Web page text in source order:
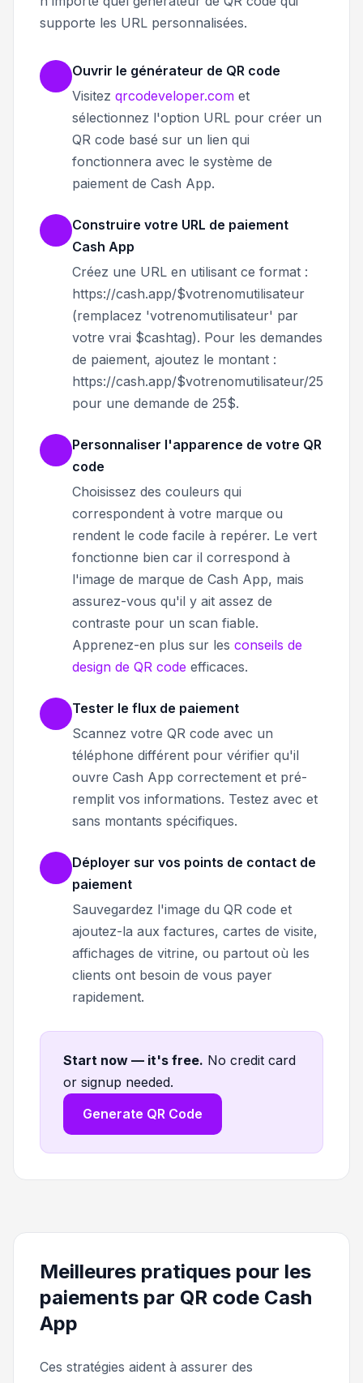
supporte les URL personnalisées.
Ouvrir le générateur de QR code
Visitez qrcodeveloper.com et
sélectionnez l'option URL pour créer un
QR code basé sur un lien qui
fonctionnera avec le système de
paiement de Cash App.
Construire votre URL de paiement
Cash App
Créez une URL en utilisant ce format :
https://cash.app/$votrenomutilisateur
(remplacez 'votrenomutilisateur' par
votre vrai $cashtag). Pour les demandes
de paiement, ajoutez le montant :
https://cash.app/$votrenomutilisateur/25
pour une demande de 25$.
Personnaliser l'apparence de votre QR
code
Choisissez des couleurs qui
correspondent à votre marque ou
rendent le code facile à repérer. Le vert
fonctionne bien car il correspond à
l'image de marque de Cash App, mais
assurez-vous qu'il y ait assez de
contraste pour un scan fiable.
Apprenez-en plus sur les conseils de
design de QR code efficaces.
Tester le flux de paiement
Scannez votre QR code avec un
téléphone différent pour vérifier qu'il
ouvre Cash App correctement et pré-
remplit vos informations. Testez avec et
sans montants spécifiques.
Déployer sur vos points de contact de
paiement
Sauvegardez l'image du QR code et
ajoutez-la aux factures, cartes de visite,
affichages de vitrine, ou partout où les
clients ont besoin de vous payer
rapidement.
Start now — it's free. No credit card
or signup needed.
Generate QR Code
Meilleures pratiques pour les
paiements par QR code Cash
App
Ces stratégies aident à assurer des